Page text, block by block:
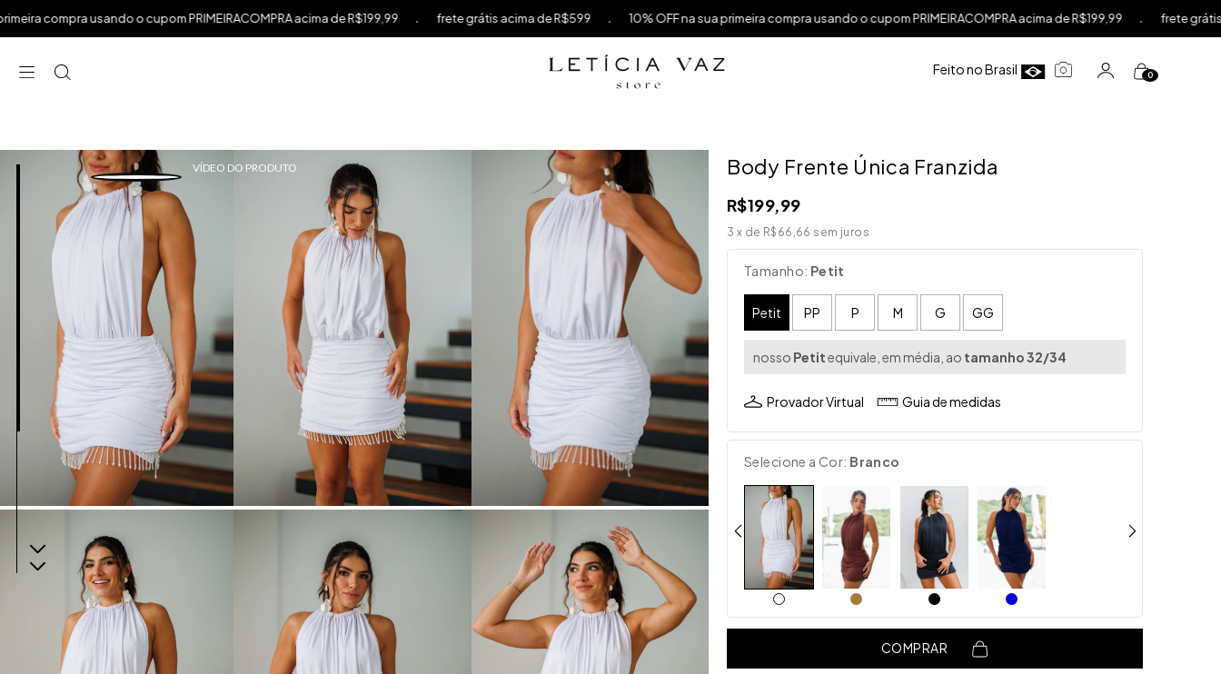
o cupom PRIMEIRACOMPRA acima de R$199,99 . frete grátis acima de R$599 . 10% OFF na sua primeira compra usando o cupom PRIMEIRACOMPRA acima de R$199,99 . frete grátis acima de R$599
Feito no Brasil 0
Body Frente Única Franzida
R$199,99
3 x de R$66,66 sem juros
Selecione a Cor: Branco
Tamanho: Petit
Petit PP P M G GG
nosso Petitequivale, em média, ao tamanho 32/34
Provador Virtual Guia de medidas
COMPRAR